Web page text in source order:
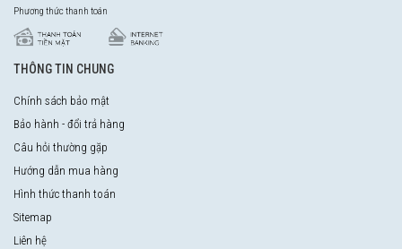
Phương thức thanh toán
THÔNG TIN CHUNG
Chính sách bảo mật
Bảo hành - đổi trả hàng
Câu hỏi thường gặp
Hướng dẫn mua hàng
Hình thức thanh toán
Sitemap
Liên hệ